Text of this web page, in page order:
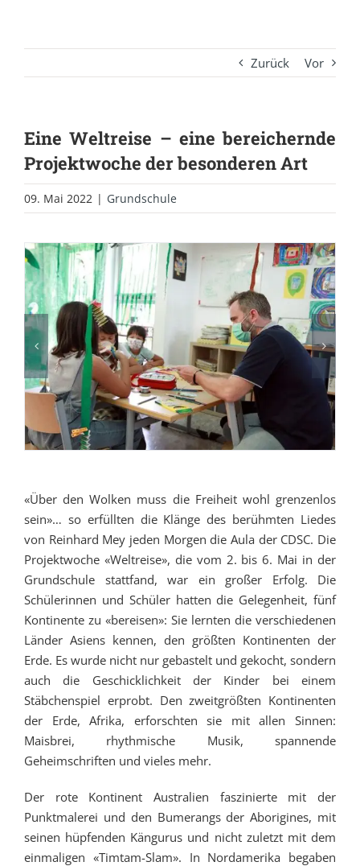
Zurück Vor
Eine Weltreise – eine bereichernde
Projektwoche der besonderen Art
09. Mai 2022 | Grundschule
«Über den Wolken muss die Freiheit wohl grenzenlos
sein»… so erfüllten die Klänge des berühmten Liedes
von Reinhard Mey jeden Morgen die Aula der CDSC. Die
Projektwoche «Weltreise», die vom 2. bis 6. Mai in der
Grundschule stattfand, war ein großer Erfolg. Die
Schülerinnen und Schüler hatten die Gelegenheit, fünf
Kontinente zu «bereisen»: Sie lernten die verschiedenen
Länder Asiens kennen, den größten Kontinenten der
Erde. Es wurde nicht nur gebastelt und gekocht, sondern
auch die Geschicklichkeit der Kinder bei einem
Stäbchenspiel erprobt. Den zweitgrößten Kontinenten
der Erde, Afrika, erforschten sie mit allen Sinnen:
Maisbrei, rhythmische Musik, spannende
Geheimschriften und vieles mehr.
Der rote Kontinent Australien faszinierte mit der
Punktmalerei und den Bumerangs der Aborigines, mit
seinen hüpfenden Kängurus und nicht zuletzt mit dem
einmaligen «Timtam-Slam». In Nordamerika begaben